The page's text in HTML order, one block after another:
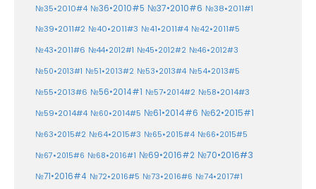
№35•2010#4 №36•2010#5 №37•2010#6 №38•2011#1
№39•2011#2 №40•2011#3 №41•2011#4 №42•2011#5
№43•2011#6 №44•2012#1 №45•2012#2 №46•2012#3
№50•2013#1 №51•2013#2 №53•2013#4 №54•2013#5
№55•2013#6 №56•2014#1 №57•2014#2 №58•2014#3
№59•2014#4 №60•2014#5 №61•2014#6 №62•2015#1
№63•2015#2 №64•2015#3 №65•2015#4 №66•2015#5
№67•2015#6 №68•2016#1 №69•2016#2 №70•2016#3
№71•2016#4 №72•2016#5 №73•2016#6 №74•2017#1